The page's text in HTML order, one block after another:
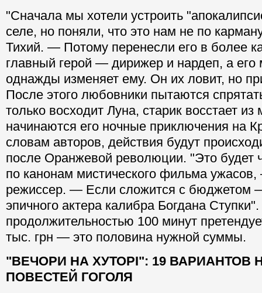
"Сначала мы хотели устроить
селе, но поняли, что это нам не по
Тихий. — Потому перенесли его в более
главный герой — дирижер и нардеп, а
однажды изменяет ему. Он их ловит, но
После этого любовники пытаются
только восходит Луна, старик восстает
начинаются его ночные приключения на
словам авторов, действия будут
после Оранжевой революции. "Это будет
по канонам мистического фильма
режиссер. — Если сложится с бюджетом
эпичного актера калибра Богдана
продолжительностью 100 минут
тыс. грн — это половина нужной суммы.
"ВЕЧОРИ НА ХУТОРІ": 19 ВАРИАНТОВ
ПОВЕСТЕЙ ГОГОЛЯ